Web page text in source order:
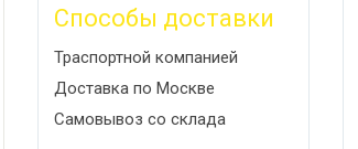
Способы доставки
Траспортной компанией
Доставка по Москве
Самовывоз со склада